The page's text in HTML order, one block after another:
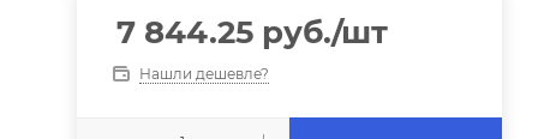
7 844.25руб./шт
Нашли дешевле?